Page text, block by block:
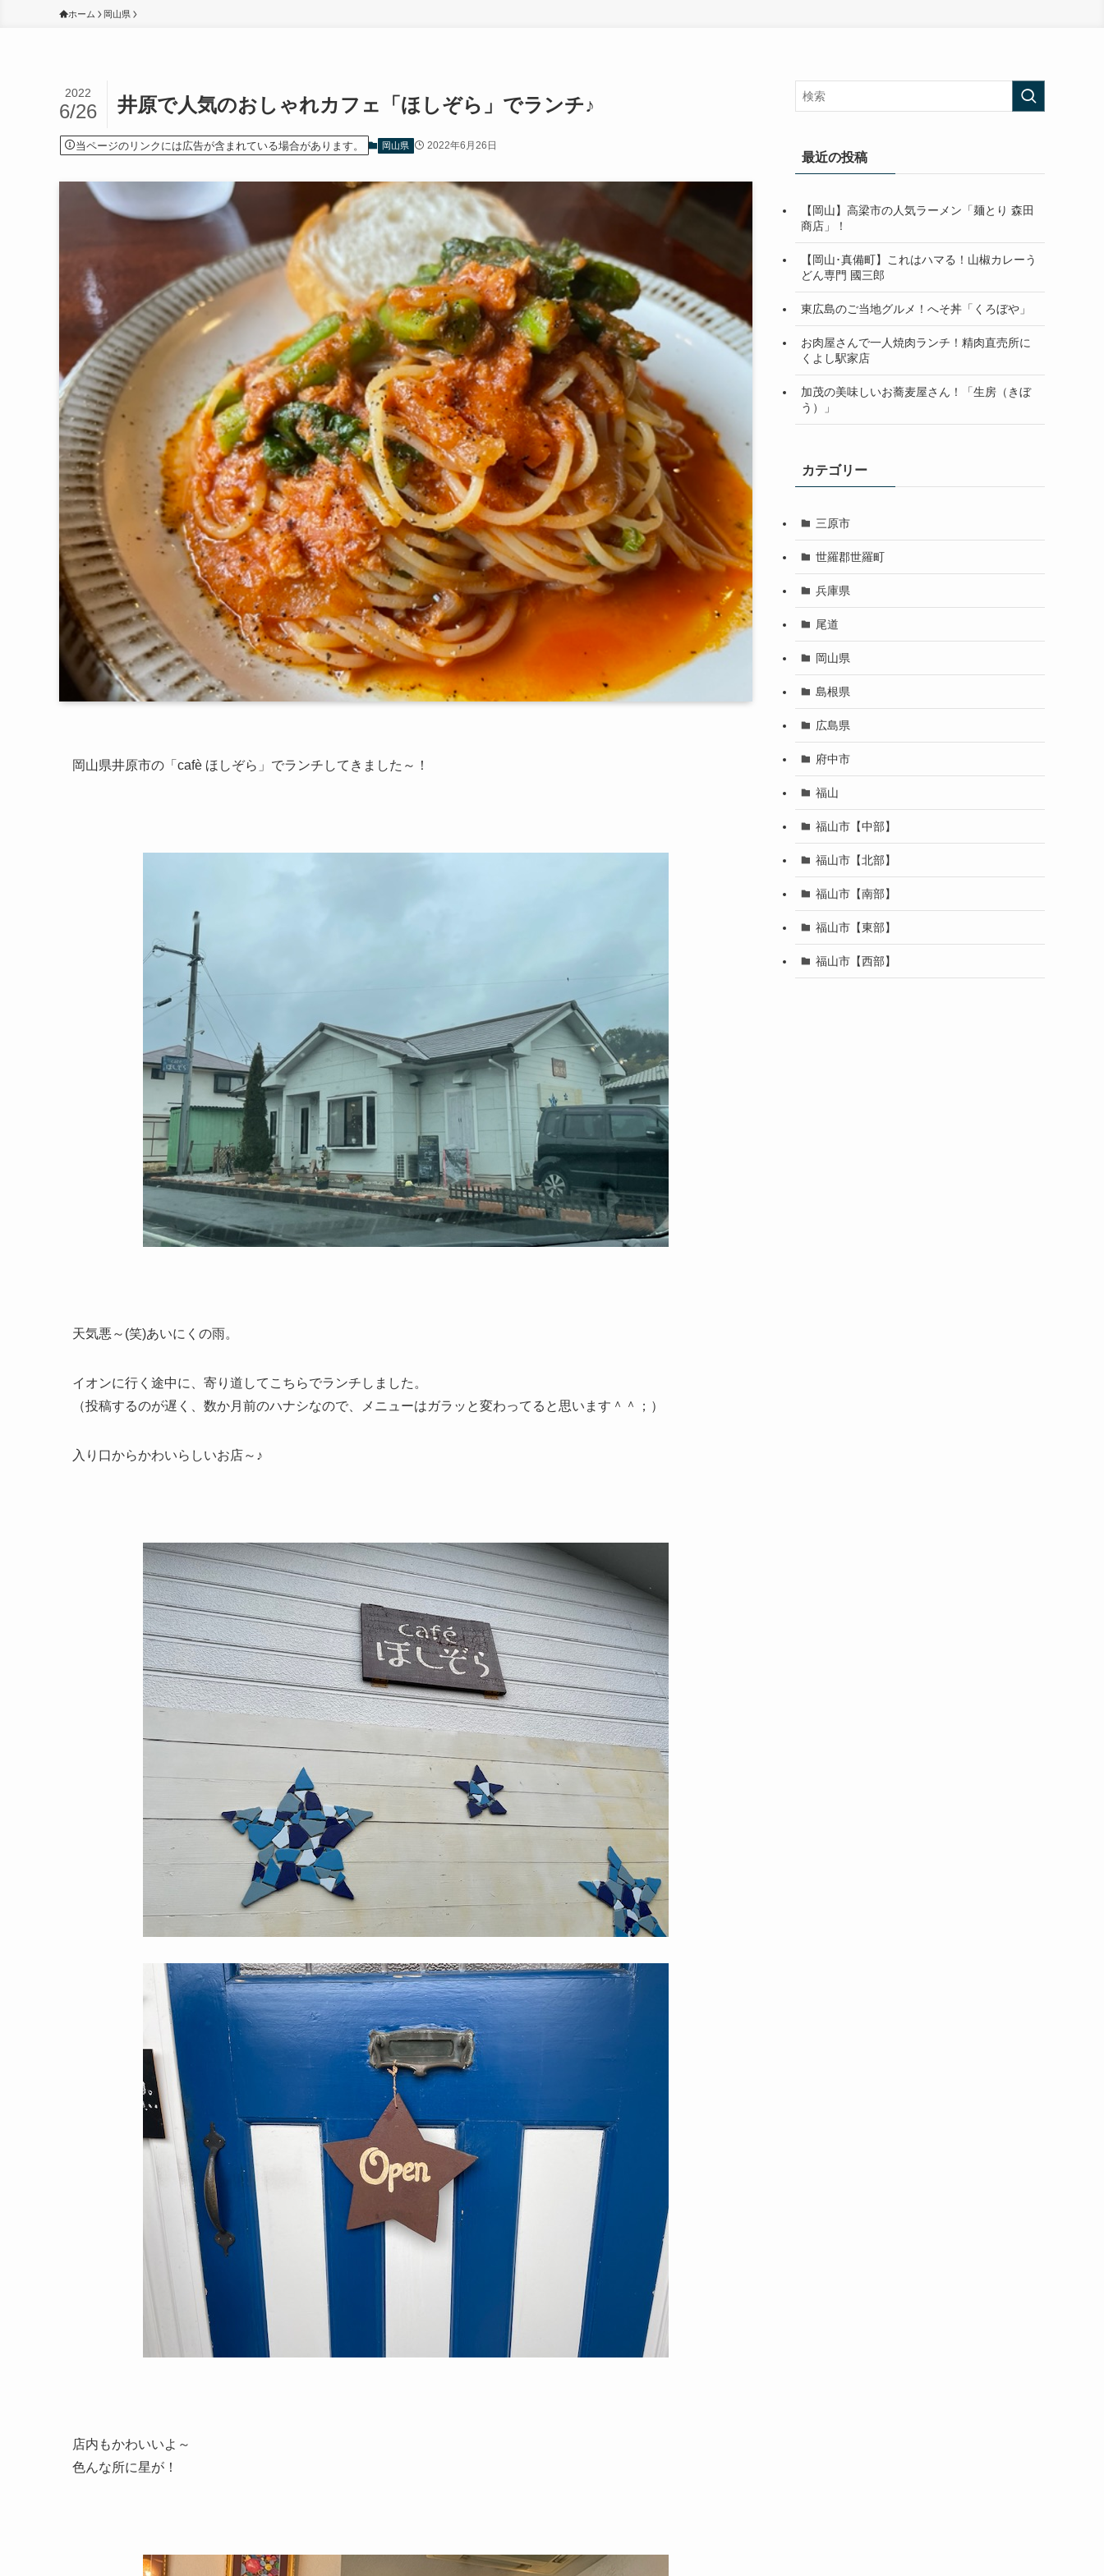
ホーム 岡山県
井原で人気のおしゃれカフェ「ほしぞら」でランチ♪
2022
6/26
当ページのリンクには広告が含まれている場合があります。 岡山県 2022年6月26日
岡山県井原市の「cafè ほしぞら」でランチしてきました～！
天気悪～(笑)あいにくの雨。
イオンに行く途中に、寄り道してこちらでランチしました。
（投稿するのが遅く、数か月前のハナシなので、メニューはガラッと変わってると思います＾＾；）
入り口からかわいらしいお店～♪
店内もかわいいよ～
色んな所に星が！
最近の投稿
【岡山】高梁市の人気ラーメン「麺とり 森田
商店」！
【岡山･真備町】これはハマる！山椒カレーう
どん専門 國三郎
東広島のご当地グルメ！へそ丼「くろぼや」
お肉屋さんで一人焼肉ランチ！精肉直売所に
くよし駅家店
加茂の美味しいお蕎麦屋さん！「生房（きぼ
う）」
カテゴリー
三原市
世羅郡世羅町
兵庫県
尾道
岡山県
島根県
広島県
府中市
福山
福山市【中部】
福山市【北部】
福山市【南部】
福山市【東部】
福山市【西部】